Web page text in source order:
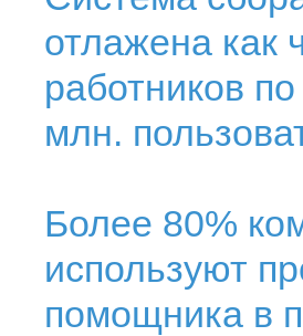
отлажена как
работников
млн.
Более 80%
используют
помощника в